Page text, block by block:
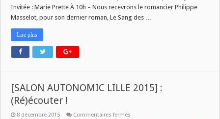
Invitée : Marie Prette À 10h – Nous recevrons le romancier Philippe
Masselot, pour son dernier roman, Le Sang des …
Lire plus
[SALON AUTONOMIC LILLE 2015] :
(Ré)écouter !
8 décembre 2015 Commentaires fermés